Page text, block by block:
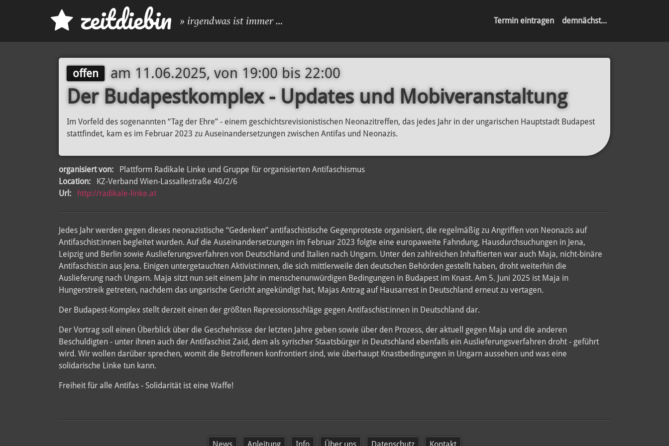
zeitdiebin » irgendwas ist immer … Termin eintragen demnächst...
offen am 11.06.2025, von 19:00 bis 22:00
Der Budapestkomplex - Updates und Mobiveranstaltung
Im Vorfeld des sogenannten “Tag der Ehre” - einem geschichtsrevisionistischen Neonazitreffen, das jedes Jahr in der ungarischen Hauptstadt Budapest
stattfindet, kam es im Februar 2023 zu Auseinandersetzungen zwischen Antifas und Neonazis.
organisiert von:
Plattform Radikale Linke und Gruppe für organisierten Antifaschismus
Location:
KZ-Verband Wien-Lassallestraße 40/2/6
Url:
http://radikale-linke.at
Jedes Jahr werden gegen dieses neonazistische “Gedenken” antifaschistische Gegenproteste organisiert, die regelmäßig zu Angriffen von Neonazis auf
Antifaschist:innen begleitet wurden. Auf die Auseinandersetzungen im Februar 2023 folgte eine europaweite Fahndung, Hausdurchsuchungen in Jena,
Leipzig und Berlin sowie Auslieferungsverfahren von Deutschland und Italien nach Ungarn. Unter den zahlreichen Inhaftierten war auch Maja, nicht-binäre
Antifaschist:in aus Jena. Einigen untergetauchten Aktivist:innen, die sich mittlerweile den deutschen Behörden gestellt haben, droht weiterhin die
Auslieferung nach Ungarn. Maja sitzt nun seit einem Jahr in menschenunwürdigen Bedingungen in Budapest im Knast. Am 5. Juni 2025 ist Maja in
Hungerstreik getreten, nachdem das ungarische Gericht angekündigt hat, Majas Antrag auf Hausarrest in Deutschland erneut zu vertagen.
Der Budapest-Komplex stellt derzeit einen der größten Repressionsschläge gegen Antifaschist:innen in Deutschland dar.
Der Vortrag soll einen Überblick über die Geschehnisse der letzten Jahre geben sowie über den Prozess, der aktuell gegen Maja und die anderen
Beschuldigten - unter ihnen auch der Antifaschist Zaid, dem als syrischer Staatsbürger in Deutschland ebenfalls ein Auslieferungsverfahren droht - geführt
wird. Wir wollen darüber sprechen, womit die Betroffenen konfrontiert sind, wie überhaupt Knastbedingungen in Ungarn aussehen und was eine
solidarische Linke tun kann.
Freiheit für alle Antifas - Solidarität ist eine Waffe!